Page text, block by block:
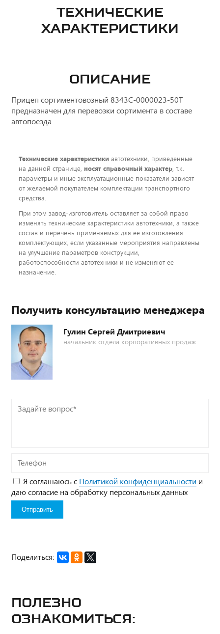
ТЕХНИЧЕСКИЕ
ХАРАКТЕРИСТИКИ
ОПИСАНИЕ
Прицеп сортиментовозный 8343С-0000023-50Т
предназначен для перевозки сортимента в составе
автопоезда.
Технические характеристики автотехники, приведенные
на данной странице, носят справочный характер, т.к.
параметры и иные эксплуатационные показатели зависят
от желаемой покупателем комплектации транспортного
средства.
При этом завод-изготовитель оставляет за собой право
изменять технические характеристики автотехники, а также
состав и перечень применяемых для ее изготовления
комплектующих, если указанные мероприятия направлены
на улучшение параметров конструкции,
работоспособности автотехники и не изменяют ее
назначение.
Получить консультацию менеджера
Гулин Сергей Дмитриевич
начальник отдела корпоративных продаж
Задайте
Телефон
Я соглашаюсь с Политикой конфиденциальности и
даю согласие на обработку персональных данных
Поделиться:
Полезно
ознакомиться: